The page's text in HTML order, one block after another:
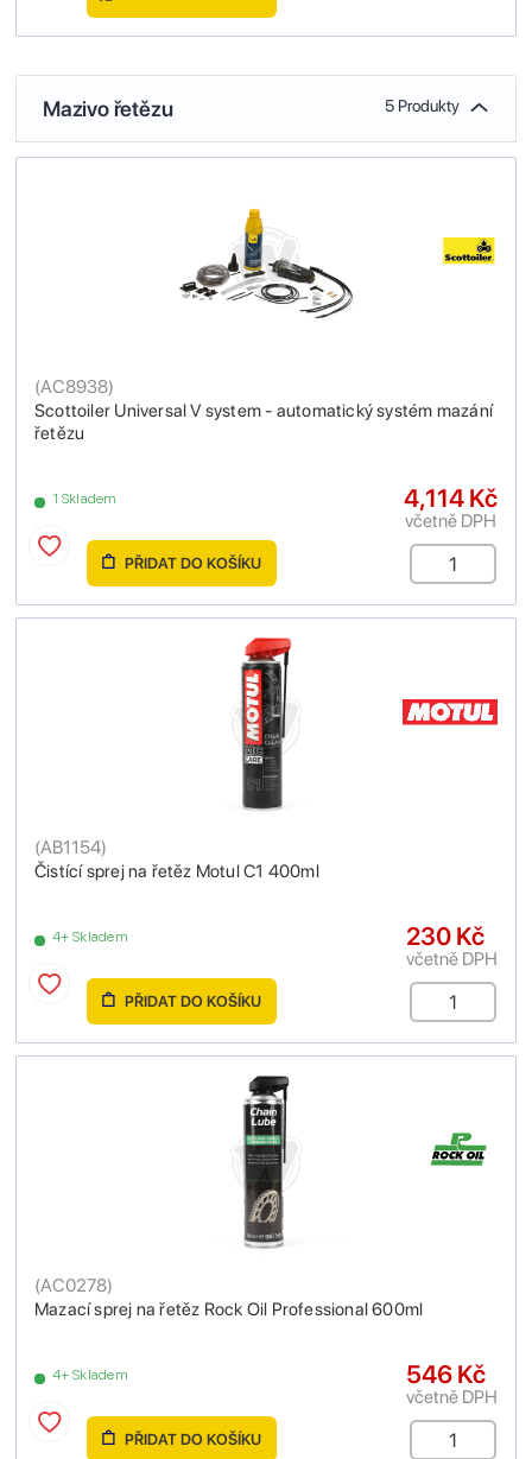
Mazivo řetězu 5 Produkty
Scottoiler Universal V system - automatický systém mazání
řetězu
(AC8938)
1 Skladem 4,114 Kč
včetně DPH
PŘIDAT DO KOŠÍKU
Čistící sprej na řetěz Motul C1 400ml
(AB1154)
4+ Skladem 230 Kč
včetně DPH
PŘIDAT DO KOŠÍKU
Mazací sprej na řetěz Rock Oil Professional 600ml
(AC0278)
4+ Skladem 546 Kč
včetně DPH
PŘIDAT DO KOŠÍKU